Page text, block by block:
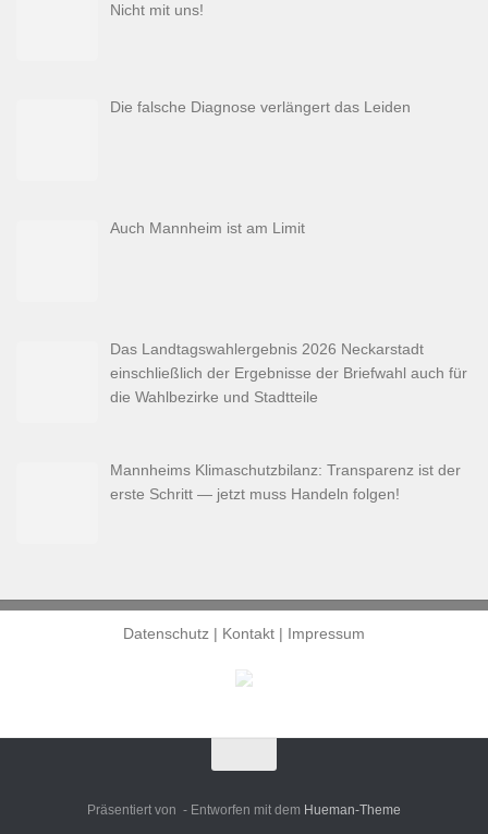
Nicht mit uns!
Die falsche Diagnose verlängert das Leiden
Auch Mannheim ist am Limit
Das Landtagswahlergebnis 2026 Neckarstadt
einschließlich der Ergebnisse der Briefwahl auch für
die Wahlbezirke und Stadtteile
Mannheims Klimaschutzbilanz: Transparenz ist der
erste Schritt — jetzt muss Handeln folgen!
Datenschutz | Kontakt | Impressum
Präsentiert von - Entworfen mit dem Hueman-Theme